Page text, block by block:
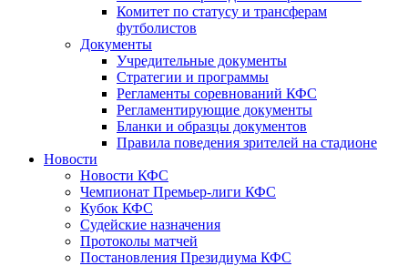
Комитет по статусу и трансферам
футболистов
Документы
Учредительные документы
Стратегии и программы
Регламенты соревнований КФС
Регламентирующие документы
Бланки и образцы документов
Правила поведения зрителей на стадионе
Новости
Новости КФС
Чемпионат Премьер-лиги КФС
Кубок КФС
Судейские назначения
Протоколы матчей
Постановления Президиума КФС